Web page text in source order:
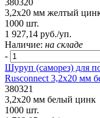
380320
3,2х20 мм желтый
1000 шт.
1 927,14 руб./уп.
Наличие: на складе
-
Шуруп (саморез) для
Rusconnect 3,2х20 мм
380321
3,2х20 мм белый цинк
1000 шт.